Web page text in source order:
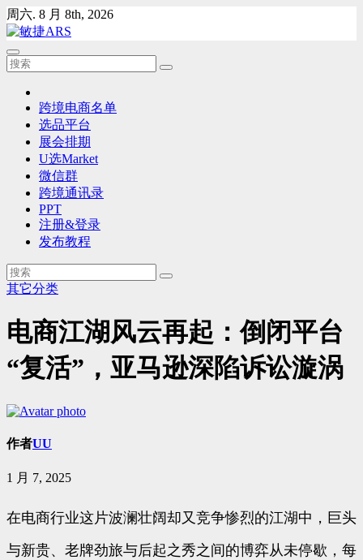
Skip
to
content
周六. 8 月 8th, 2026
跨境电商名单
选品平台
展会排期
U选Market
微信群
跨境通讯录
PPT
注册&登录
发布教程
其它分类
电商江湖风云再起：倒闭平台
“复活”，亚马逊深陷诉讼漩涡
作者UU
1 月 7, 2025
在电商行业这片波澜壮阔却又竞争惨烈的江湖中，巨头
与新贵、老牌劲旅与后起之秀之间的博弈从未停歇，每